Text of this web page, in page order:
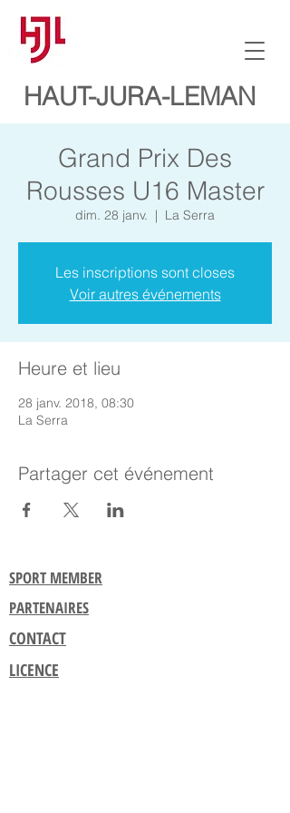
HAUT-JURA-LEMAN
Grand Prix Des
Rousses U16 Master
dim. 28 janv.
  |
La Serra
Les inscriptions sont closes
Voir autres événements
Heure et lieu
28 janv. 2018, 08:30
La Serra
Partager cet événement
SPORT MEMBER
PARTENAIRES
CONTACT
LICENCE